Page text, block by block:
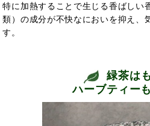
特に加熱することで生じる香ばしい
類）の成分が不快なにおいを抑え、
す。
緑茶は
ハーブティー